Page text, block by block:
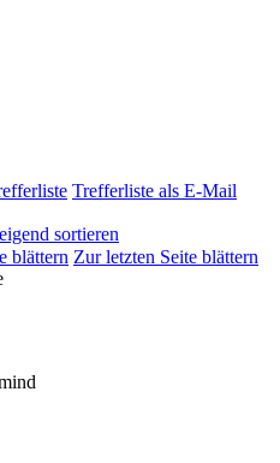
Trefferliste als E-Mail
sortieren
blättern Zur letzten Seite blättern